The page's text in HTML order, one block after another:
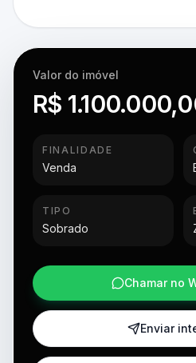
Valor do imóvel
R$
FINALIDADE
Venda
TIPO
Sobrado
Chamar no
Enviar